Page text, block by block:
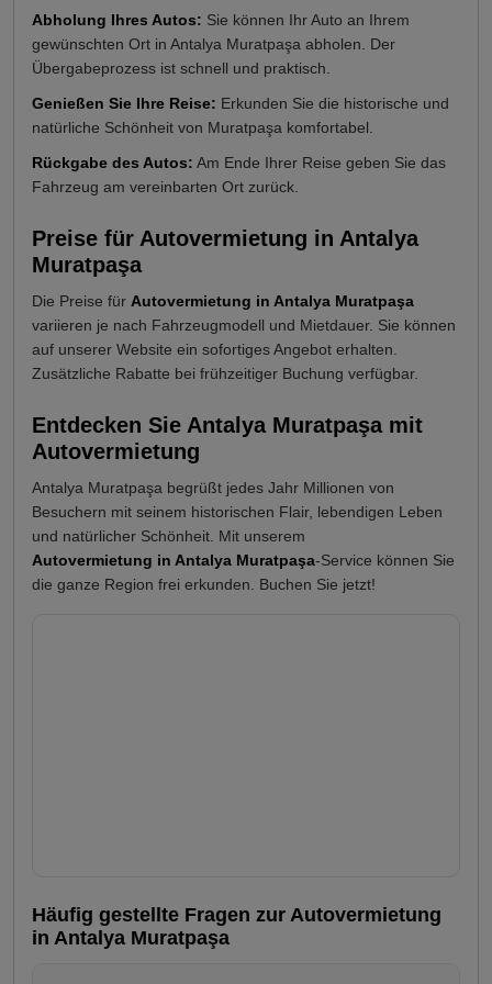
Abholung Ihres Autos: Sie können Ihr Auto an Ihrem
gewünschten Ort in Antalya Muratpaşa abholen. Der
Übergabeprozess ist schnell und praktisch.
Genießen Sie Ihre Reise: Erkunden Sie die historische und
natürliche Schönheit von Muratpaşa komfortabel.
Rückgabe des Autos: Am Ende Ihrer Reise geben Sie das
Fahrzeug am vereinbarten Ort zurück.
Preise für Autovermietung in Antalya
Muratpaşa
Die Preise für Autovermietung in Antalya Muratpaşa
variieren je nach Fahrzeugmodell und Mietdauer. Sie können
auf unserer Website ein sofortiges Angebot erhalten.
Zusätzliche Rabatte bei frühzeitiger Buchung verfügbar.
Entdecken Sie Antalya Muratpaşa mit
Autovermietung
Antalya Muratpaşa begrüßt jedes Jahr Millionen von
Besuchern mit seinem historischen Flair, lebendigen Leben
und natürlicher Schönheit. Mit unserem
Autovermietung in Antalya Muratpaşa-Service können Sie
die ganze Region frei erkunden. Buchen Sie jetzt!
Häufig gestellte Fragen zur Autovermietung
in Antalya Muratpaşa